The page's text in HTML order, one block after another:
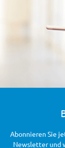
Abonnieren Sie
Newsletter und